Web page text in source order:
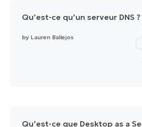
Qu’est-ce qu’un serveur DNS ?
by Lauren Ballejos
Qu’est-ce que Desktop as a